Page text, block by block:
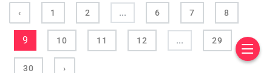
‹ 1 2 ... 6 7 8
9 10 11 12 ... 29
30 ›